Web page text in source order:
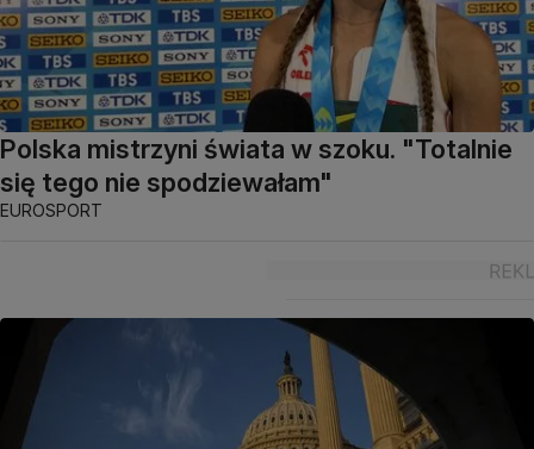
Polska mistrzyni świata w szoku. "Totalnie
się tego nie spodziewałam"
EUROSPORT